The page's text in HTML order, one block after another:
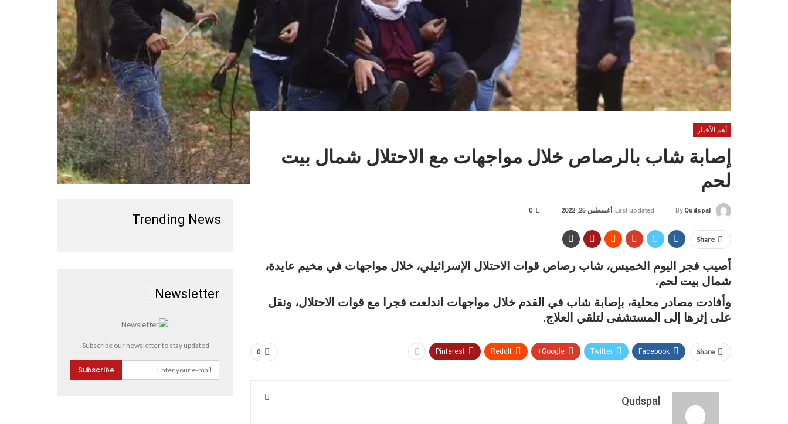
أهم الأخبار
إصابة شاب بالرصاص خلال مواجهات مع الاحتلال شمال بيت
لحم
By Qudspal
Last updated أغسطس 25, 2022
Share
أصيب فجر اليوم الخميس، شاب رصاص قوات الاحتلال الإسرائيلي، خلال مواجهات في مخيم عايدة،
شمال بيت لحم.
وأفادت مصادر محلية، بإصابة شاب في القدم خلال مواجهات اندلعت فجرا مع قوات الاحتلال، ونقل
على إثرها إلى المستشفى لتلقي العلاج.
0 Share
Facebook
Twitter
Google+
ReddIt
Pinterest
Qudspal
Trending News
Newsletter
Subscribe our newsletter to stay updated.
Subscribe